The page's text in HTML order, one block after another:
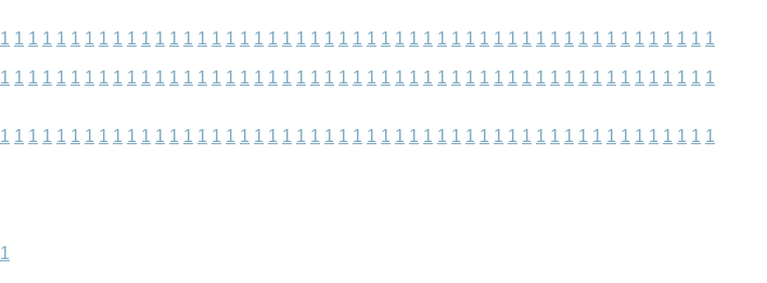
1 1 1 1 1 1 1 1 1 1 1 1 1 1 1 1 1 1 1 1 1 1 1 1 1 1 1 1 1 1 1 1 1 1 1 1 1 1 1 1 1 1 1 1 1 1 1 1 1 1 1
1 1 1 1 1 1 1 1 1 1 1 1 1 1 1 1 1 1 1 1 1 1 1 1 1 1 1 1 1 1 1 1 1 1 1 1 1 1 1 1 1 1 1 1 1 1 1 1 1 1 1
1 1 1 1 1 1 1 1 1 1 1 1 1 1 1 1 1 1 1 1 1 1 1 1 1 1 1 1 1 1 1 1 1 1 1 1 1 1 1 1 1 1 1 1 1 1 1 1 1 1 1
1